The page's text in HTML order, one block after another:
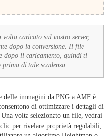
caricato sul nostro server,
dopo la conversione. Il file
dopo il caricamento, quindi ti
di tale scadenza.
delle immagini da PNG a AMF è
di ottimizzare i dettagli di
volta selezionato un file, vedrai
per rivelare proprietà regolabili,